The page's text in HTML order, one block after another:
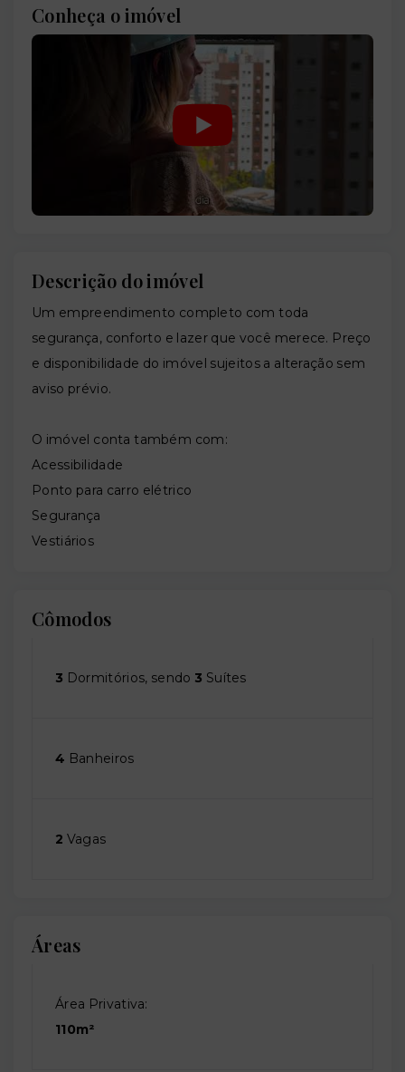
Conheça o imóvel
Descrição do imóvel
Um empreendimento completo com toda
segurança, conforto e lazer que você merece. Preço
e disponibilidade do imóvel sujeitos a alteração sem
aviso prévio.
O imóvel conta também com:
Acessibilidade
Ponto para carro elétrico
Segurança
Vestiários
Cômodos
3 Dormitórios, sendo 3 Suítes
4 Banheiros
2 Vagas
Áreas
Área Privativa:
110m²